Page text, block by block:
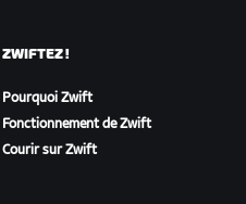
ZWIFTEZ !
Pourquoi Zwift
Fonctionnement de Zwift
Courir sur Zwift